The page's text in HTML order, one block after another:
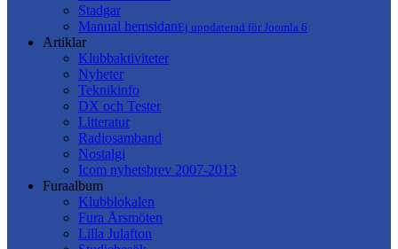
Stadgar
Manual hemsidanEj uppdaterad för Joomla 6
Artiklar
Klubbaktiviteter
Nyheter
Teknikinfo
DX och Tester
Litteratur
Radiosamband
Nostalgi
Icom nyhetsbrev 2007-2013
Furaalbum
Klubblokalen
Fura Årsmöten
Lilla Julafton